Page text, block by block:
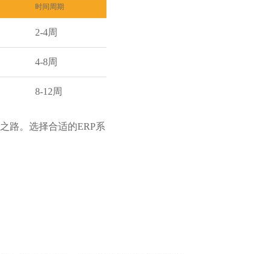
时间周期
2-4周
4-8周
8-12周
路。选择合适的ERP系